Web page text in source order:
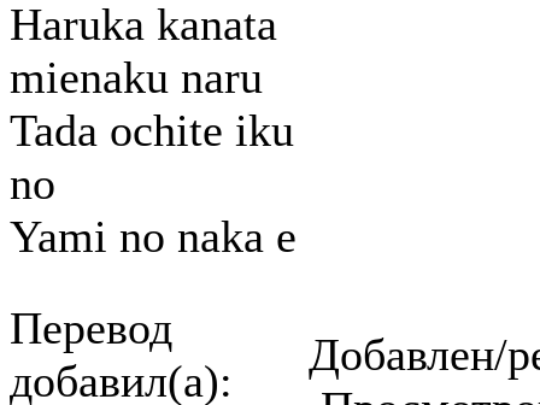
Haruka kanata
mienaku naru
Tada ochite iku
no
Yami no naka e
Перевод
добавил(а):
Добавлен/